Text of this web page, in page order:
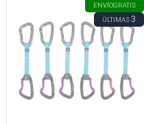
ENVÍOGRATIS
ÚLTIMAS3